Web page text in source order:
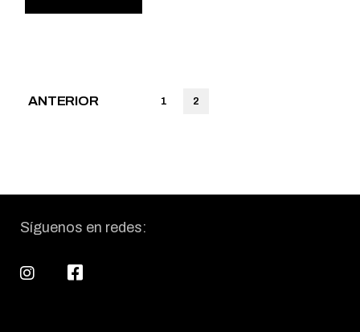
Paginación
ANTERIOR 1 2
Síguenos en redes: